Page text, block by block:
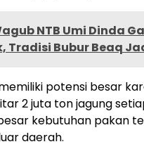
NTB Umi Dinda
Tradisi Bubur Beaq
potensi besar
2 juta ton jagung
kebutuhan pakan
daerah.